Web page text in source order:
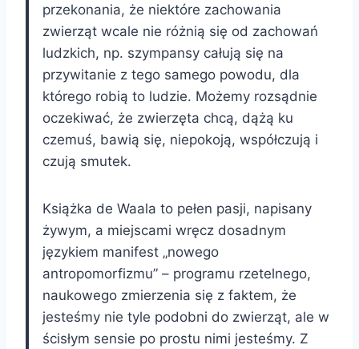
przekonania, że niektóre zachowania
zwierząt wcale nie różnią się od zachowań
ludzkich, np. szympansy całują się na
przywitanie z tego samego powodu, dla
którego robią to ludzie. Możemy rozsądnie
oczekiwać, że zwierzęta chcą, dążą ku
czemuś, bawią się, niepokoją, współczują i
czują smutek.
Książka de Waala to pełen pasji, napisany
żywym, a miejscami wręcz dosadnym
językiem manifest „nowego
antropomorfizmu” – programu rzetelnego,
naukowego zmierzenia się z faktem, że
jesteśmy nie tyle podobni do zwierząt, ale w
ścisłym sensie po prostu nimi jesteśmy. Z